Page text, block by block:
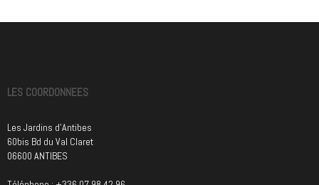
LES COORDONNEES
Les Jardins d'Antibes
60bis Bd du Val Claret
06600 ANTIBES